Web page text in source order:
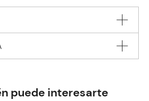
NOT INCLUDE MYENGLISHLAB-
6 Students' Book with Online Audio
PAPERBACK
puede interesarte